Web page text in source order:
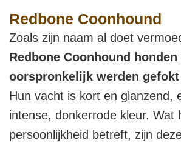
Redbone Coonhound
Zoals zijn naam al doet
Redbone Coonhound honden
oorspronkelijk werden
Hun vacht is kort en glanzend,
intense, donkerrode kleur. Wat
persoonlijkheid betreft, zijn